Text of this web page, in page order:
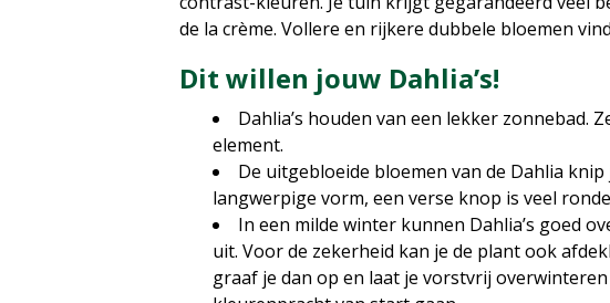
de la crème. Vollere en rijkere dubbele bloemen
Dit willen jouw Dahlia’s!
Dahlia’s houden van een lekker zonnebad.
element.
De uitgebloeide bloemen van de Dahlia
langwerpige vorm, een verse knop is veel
In een milde winter kunnen Dahlia’s goed
uit. Voor de zekerheid kan je de plant ook
graaf je dan op en laat je vorstvrij